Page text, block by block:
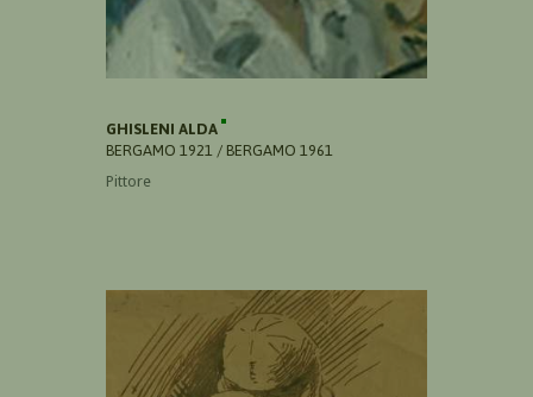
GHISLENI ALDA
BERGAMO 1921 / BERGAMO 1961
Pittore